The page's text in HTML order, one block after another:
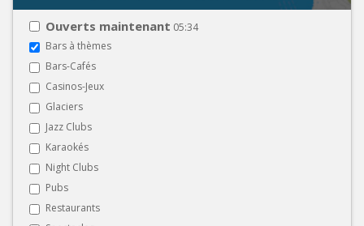
Ouverts maintenant 05:34
Bars à thèmes
Bars-Cafés
Casinos-Jeux
Glaciers
Jazz Clubs
Karaokés
Night Clubs
Pubs
Restaurants